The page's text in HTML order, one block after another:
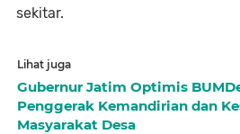
sekitar.
Lihat juga
Gubernur Jatim Optimis
Penggerak Kemandirian dan
Masyarakat Desa